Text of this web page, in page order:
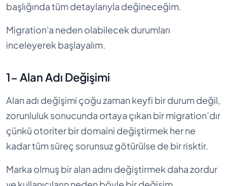
başlığında tüm detaylarıyla değineceğim.
Migration'a neden olabilecek durumları
inceleyerek başlayalım.
1- Alan Adı Değişimi
Alan adı değişimi çoğu zaman keyfi bir durum değil,
zorunluluk sonucunda ortaya çıkan bir migration’dır
çünkü otoriter bir domaini değiştirmek her ne
kadar tüm süreç sorunsuz götürülse de bir risktir.
Marka olmuş bir alan adını değiştirmek daha zordur